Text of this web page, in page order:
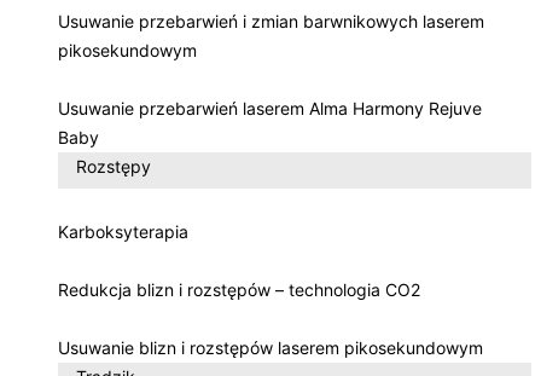
Usuwanie przebarwień i zmian barwnikowych laserem
pikosekundowym
Usuwanie przebarwień laserem Alma Harmony Rejuve
Baby
Rozstępy
Karboksyterapia
Redukcja blizn i rozstępów – technologia CO2
Usuwanie blizn i rozstępów laserem pikosekundowym